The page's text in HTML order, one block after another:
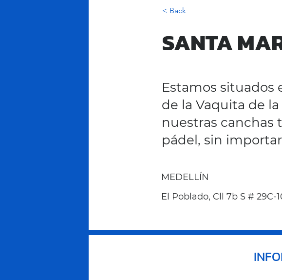
< Back
SANTA
SANTA
Estamos situados
de la Vaquita de
nuestras canchas
pádel, sin
MEDELLÍN
El Poblado, Cll 7b S #